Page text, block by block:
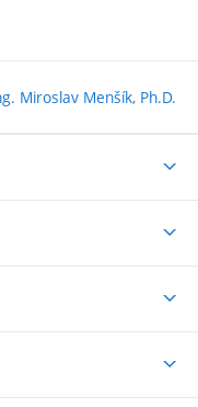
Miroslav Menšík, Ph.D.